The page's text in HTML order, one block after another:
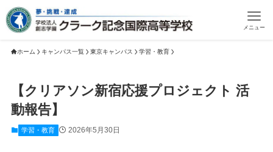
メニュー
ホーム キャンパス一覧 東京キャンパス 学習・教育
【クリアソン新宿応援プロジェクト 活
動報告】
学習・教育 2026年5月30日